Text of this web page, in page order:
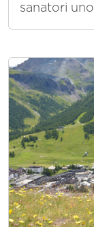
sanatori